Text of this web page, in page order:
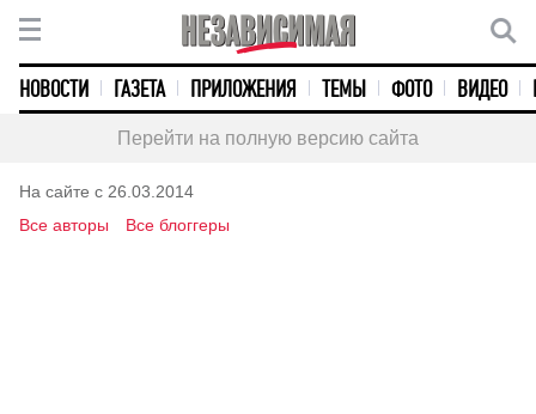
НОВОСТИ ГАЗЕТА ПРИЛОЖЕНИЯ ТЕМЫ ФОТО ВИДЕО
Перейти на полную версию сайта
На сайте с 26.03.2014
Все авторы
Все блоггеры